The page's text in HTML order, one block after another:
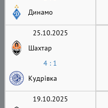
Динамо
25.10.2025
Шахтар
4 : 1
Кудрівка
19.10.2025